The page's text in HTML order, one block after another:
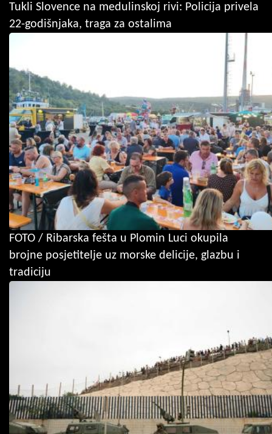
Tukli Slovence na medulinskoj rivi: Policija privela
22-godišnjaka, traga za ostalima
FOTO / Ribarska fešta u Plomin Luci okupila
brojne posjetitelje uz morske delicije, glazbu i
tradiciju